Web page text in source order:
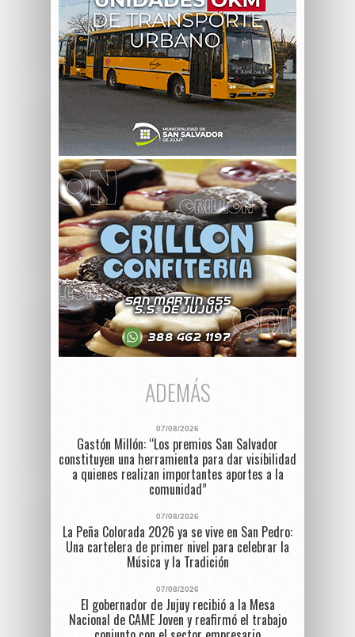
ADEMÁS
07/08/2026
Gastón Millón: “Los premios San Salvador
constituyen una herramienta para dar visibilidad
a quienes realizan importantes aportes a la
comunidad”
07/08/2026
La Peña Colorada 2026 ya se vive en San Pedro:
Una cartelera de primer nivel para celebrar la
Música y la Tradición
07/08/2026
El gobernador de Jujuy recibió a la Mesa
Nacional de CAME Joven y reafirmó el trabajo